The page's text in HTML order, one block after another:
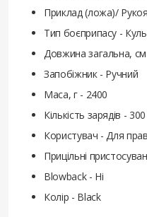
Приклад (ложа)/
Тип боєприпасу -
Довжина загальна,
Запобіжник - Ручний
Маса, г - 2400
Кількість зарядів - 300
Користувач - Для
Прицільні
Blowback - Ні
Колір - Black